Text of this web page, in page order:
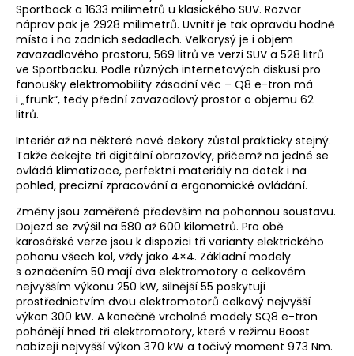
Sportback a 1633 milimetrů u klasického SUV. Rozvor
náprav pak je 2928 milimetrů. Uvnitř je tak opravdu hodně
místa i na zadních sedadlech. Velkorysý je i objem
zavazadlového prostoru, 569 litrů ve verzi SUV a 528 litrů
ve Sportbacku. Podle různých internetových diskusí pro
fanoušky elektromobility zásadní věc – Q8 e-tron má
i „frunk“, tedy přední zavazadlový prostor o objemu 62
litrů.
Interiér až na některé nové dekory zůstal prakticky stejný.
Takže čekejte tři digitální obrazovky, přičemž na jedné se
ovládá klimatizace, perfektní materiály na dotek i na
pohled, precizní zpracování a ergonomické ovládání.
Změny jsou zaměřené především na pohonnou soustavu.
Dojezd se zvýšil na 580 až 600 kilometrů. Pro obě
karosářské verze jsou k dispozici tři varianty elektrického
pohonu všech kol, vždy jako 4×4. Základní modely
s označením 50 mají dva elektromotory o celkovém
nejvyšším výkonu 250 kW, silnější 55 poskytují
prostřednictvím dvou elektromotorů celkový nejvyšší
výkon 300 kW. A konečně vrcholné modely SQ8 e-tron
pohánějí hned tři elektromotory, které v režimu Boost
nabízejí nejvyšší výkon 370 kW a točivý moment 973 Nm.